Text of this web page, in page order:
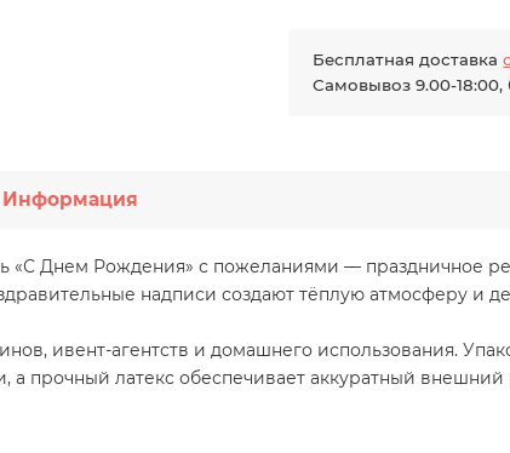
Бесплатная доставка
Самовывоз 9.00-18:00,
Информация
«С Днем Рождения» с пожеланиями — праздничное
надписи создают тёплую атмосферу и
ивент-агентств и домашнего использования.
а прочный латекс обеспечивает аккуратный